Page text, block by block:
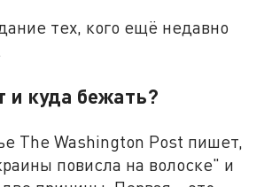
тех, кого ещё недавно
и куда бежать?
The Washington Post пишет,
повисла на волоске" и